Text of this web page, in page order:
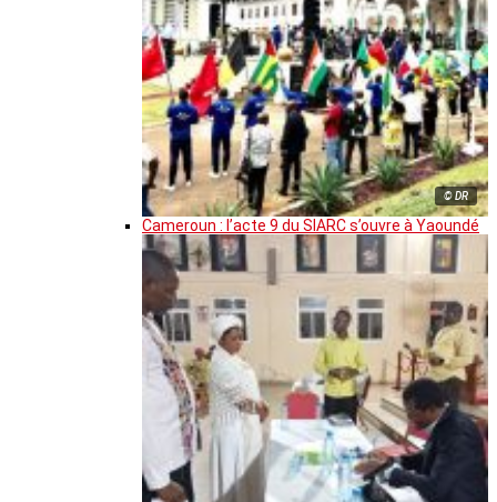
© DR
Cameroun : l’acte 9 du SIARC s’ouvre à Yaoundé